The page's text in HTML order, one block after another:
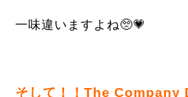
一味違いますよね🥺💗
そして！！The Company